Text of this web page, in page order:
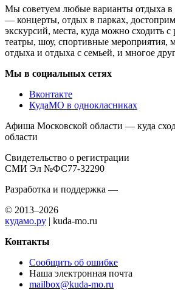
Мы советуем любые варианты отдыха в
— концерты, отдых в парках,
экскурсий, места, куда можно сходить
театры, шоу, спортивные мероприятия,
отдыха и отдыха с семьей, и многое
Мы в социальных сетях
Вконтакте
КудаМО в однокласниках
Афиша Московской области — куда
области
Свидетельство о регистрации
СМИ Эл №ФС77-32290
Разработка и поддержка —
© 2013–2026
кудамо.ру | kuda-mo.ru
Контакты
Сообщить об ошибке
Наша электронная почта
mailbox@kuda-mo.ru